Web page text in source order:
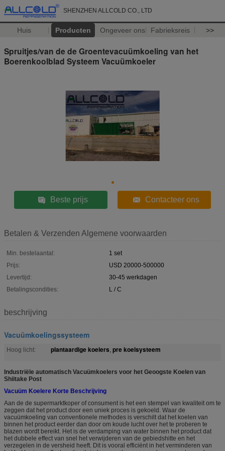
SHENZHEN ALLCOLD CO., LTD
Huis Producten Ongeveer ons Fabrieksreis >>
Spruitjes/van de de Groentevacuümkoeling van het
Boerenkoolblad Systeem Vacuümkoeler
Beste prijs Contacteer ons
Betalen & Verzenden Algemene voorwaarden
Min. bestelaantal:
1 set
Prijs:
USD 20000-500000
Levertijd:
30-45 werkdagen
Betalingscondities:
L / C
beschrijving
Vacuümkoelingssysteem
Hoog licht: plantaardige koelers, pre koelsysteem
Industriële automatisch Vacuümkoelers voor het Geoogste Koelen van
Shiitake Post
Vacuüm Koelere Korte Beschrijving
Aan de de supermarktkoper of consument is het een stempel van kwaliteit om te
zeggen dat het product door een uniek proces is gekoeld. Waar de
vacuümkoeling van conventionele methodes is verschilt dat het koelen van
binnen het product eerder dan door om koude lucht over het te proberen te
blazen wordt bereikt. Het is de verdamping van water binnen het product dat
het dubbele effect van snel het verwijderen van de gebiedshitte en het
verzegelen in de versheid heeft. Dit is vooral efficiënt in het verminderen van